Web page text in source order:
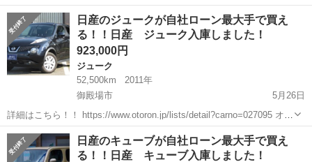
名： 日産 ■ 車種名： エクストレイル ■ グレード名： モー
ド・プレミア ４ＷＤ 純正９インチナビ ブルートゥース バック
カメラ ブラ...
静岡 御殿場市 エクストレイル
日産のジュークが自社ローン最大手で買え
る！！日産 ジューク入庫しました！
923,000円
ジューク
52,500km
2011年
御殿場市
5月26日
詳細はこちら！！ https://www.otoron.jp/lists/detail?carno=027095 オト
ロンの自社ローンは金利無し！！！ 他社で断られた方でも、自己破
産、債務整理、ローンブラックの...
静岡 御殿場市 ジューク オトロン
日産のキューブが自社ローン最大手で買え
る！！日産 キューブ入庫しました！